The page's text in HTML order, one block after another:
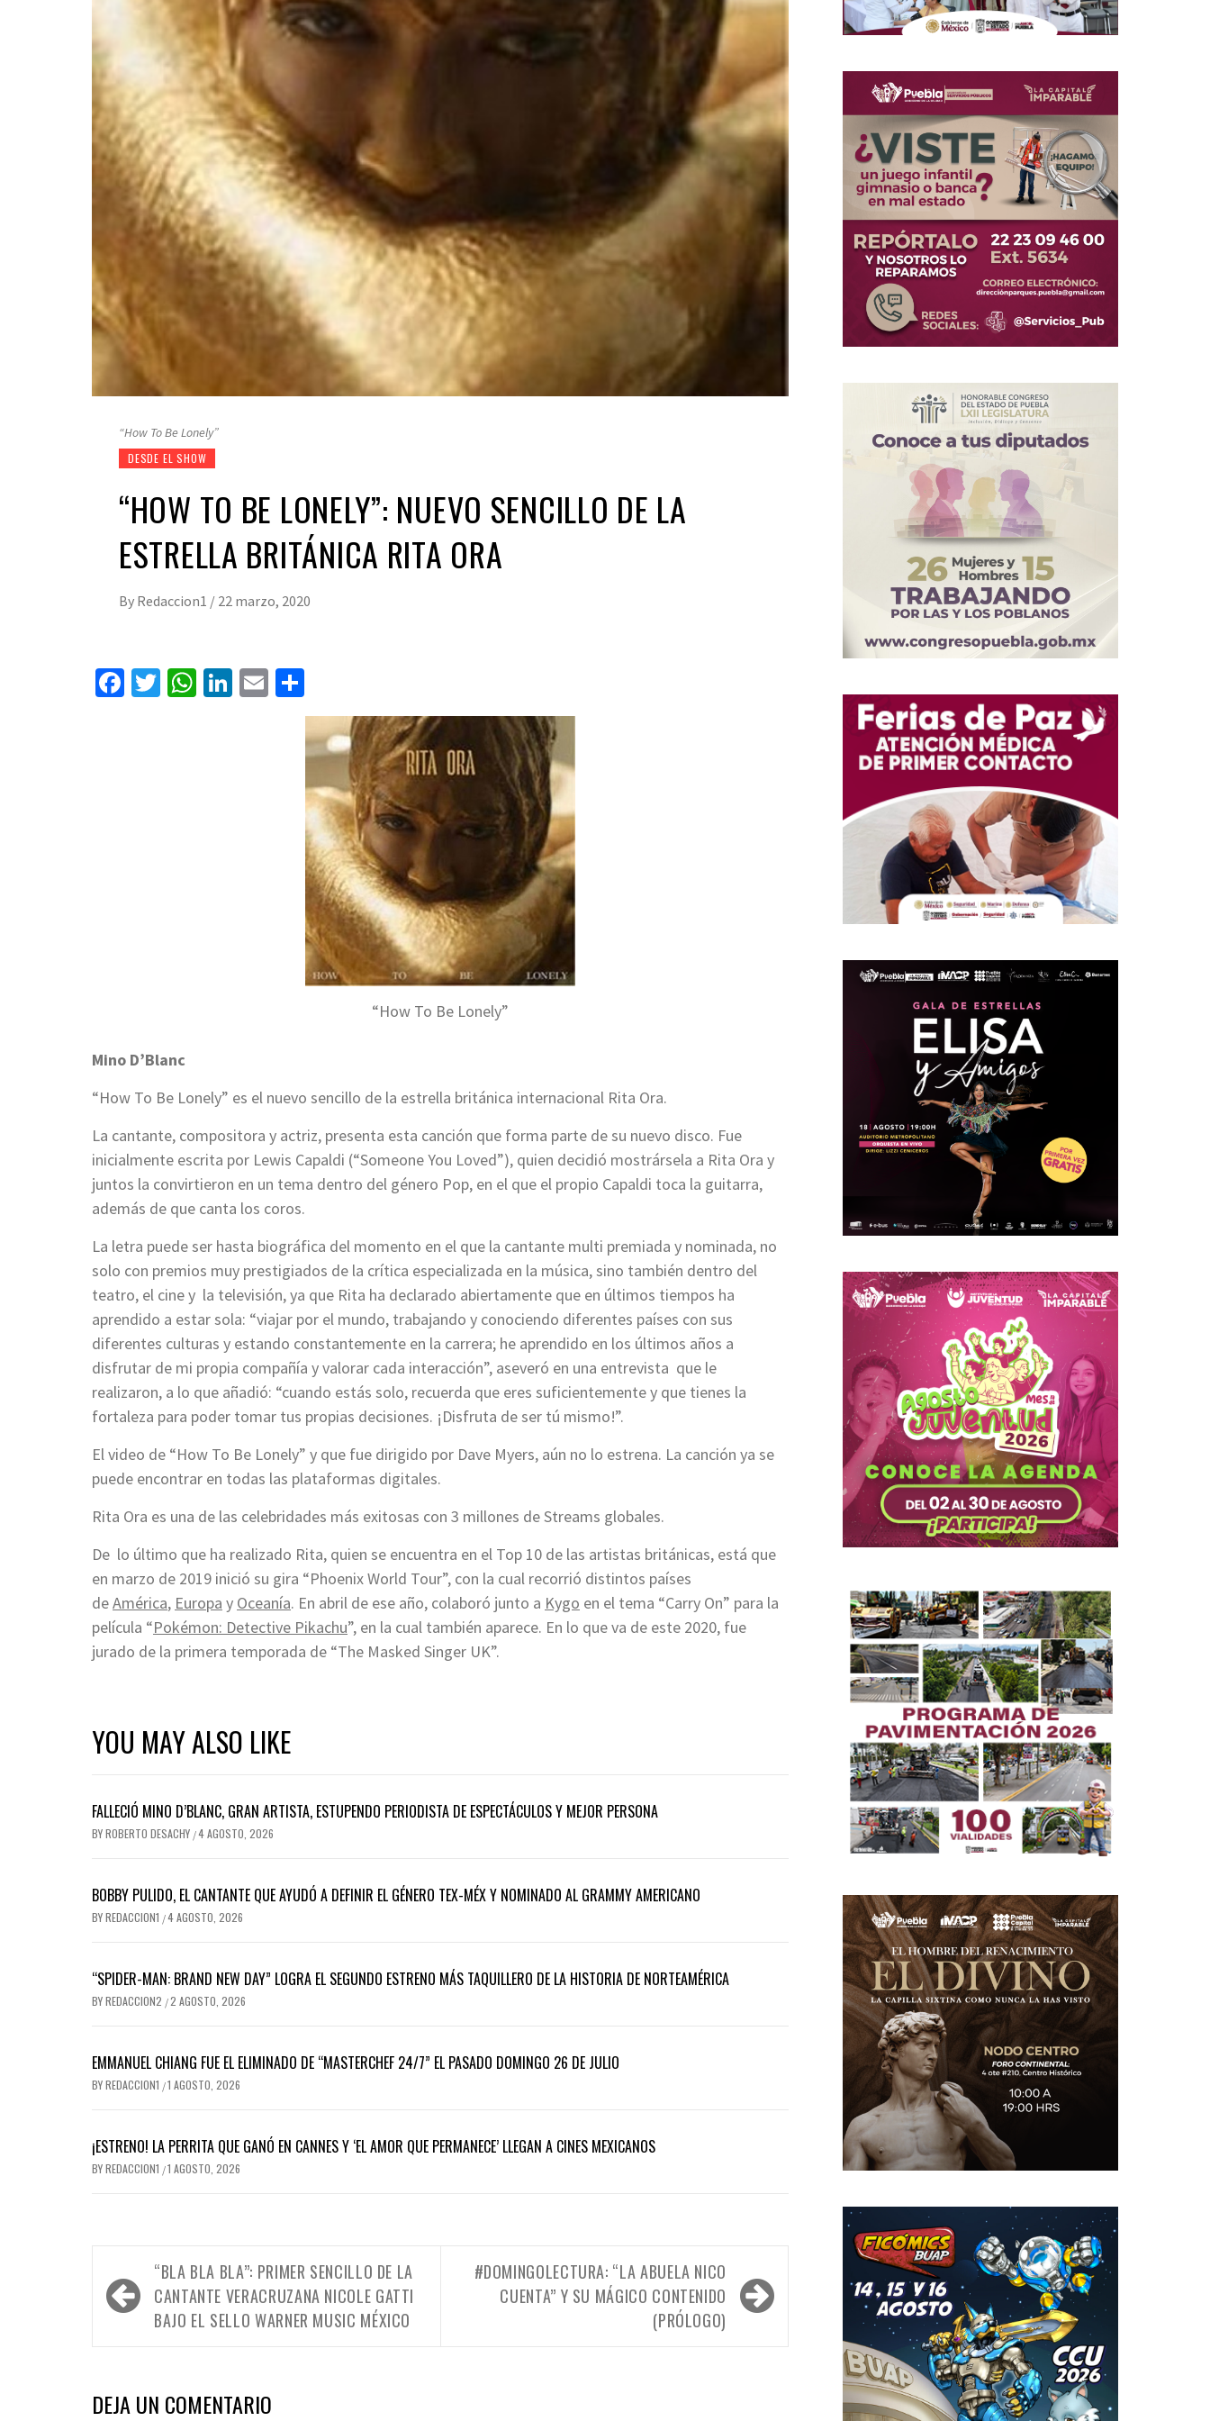
“How To Be Lonely”
DESDE EL SHOW
“HOW TO BE LONELY”: NUEVO SENCILLO DE LA
ESTRELLA BRITÁNICA RITA ORA
By Redaccion1 / 22 marzo, 2020
Facebook
Twitter
WhatsApp
LinkedIn
Email
“How To Be Lonely”
Mino D’Blanc
“How To Be Lonely” es el nuevo sencillo de la estrella británica internacional Rita Ora.
La cantante, compositora y actriz, presenta esta canción que forma parte de su nuevo disco. Fue
inicialmente escrita por Lewis Capaldi (“Someone You Loved”), quien decidió mostrársela a Rita Ora y
juntos la convirtieron en un tema dentro del género Pop, en el que el propio Capaldi toca la guitarra,
además de que canta los coros.
La letra puede ser hasta biográfica del momento en el que la cantante multi premiada y nominada, no
solo con premios muy prestigiados de la crítica especializada en la música, sino también dentro del
teatro, el cine y la televisión, ya que Rita ha declarado abiertamente que en últimos tiempos ha
aprendido a estar sola: “viajar por el mundo, trabajando y conociendo diferentes países con sus
diferentes culturas y estando constantemente en la carrera; he aprendido en los últimos años a
disfrutar de mi propia compañía y valorar cada interacción”, aseveró en una entrevista que le
realizaron, a lo que añadió: “cuando estás solo, recuerda que eres suficientemente y que tienes la
fortaleza para poder tomar tus propias decisiones. ¡Disfruta de ser tú mismo!”.
El video de “How To Be Lonely” y que fue dirigido por Dave Myers, aún no lo estrena. La canción ya se
puede encontrar en todas las plataformas digitales.
Rita Ora es una de las celebridades más exitosas con 3 millones de Streams globales.
De lo último que ha realizado Rita, quien se encuentra en el Top 10 de las artistas británicas, está que
en marzo de 2019 inició su gira “Phoenix World Tour”, con la cual recorrió distintos países
deAmérica, Europa y Oceanía. En abril de ese año, colaboró junto a Kygo en el tema “Carry On” para la
película “Pokémon: Detective Pikachu”, en la cual también aparece. En lo que va de este 2020, fue
jurado de la primera temporada de “The Masked Singer UK”. ​
YOU MAY ALSO LIKE
FALLECIÓ MINO D’BLANC, GRAN ARTISTA, ESTUPENDO PERIODISTA DE ESPECTÁCULOS Y MEJOR PERSONA
BYROBERTO DESACHY /4 AGOSTO, 2026
BOBBY PULIDO, EL CANTANTE QUE AYUDÓ A DEFINIR EL GÉNERO TEX-MÉX Y NOMINADO AL GRAMMY AMERICANO
BYREDACCION1 /4 AGOSTO, 2026
“SPIDER-MAN: BRAND NEW DAY” LOGRA EL SEGUNDO ESTRENO MÁS TAQUILLERO DE LA HISTORIA DE NORTEAMÉRICA
BYREDACCION2 /2 AGOSTO, 2026
EMMANUEL CHIANG FUE EL ELIMINADO DE “MASTERCHEF 24/7” EL PASADO DOMINGO 26 DE JULIO
BYREDACCION1 /1 AGOSTO, 2026
¡ESTRENO! LA PERRITA QUE GANÓ EN CANNES Y ‘EL AMOR QUE PERMANECE’ LLEGAN A CINES MEXICANOS
BYREDACCION1 /1 AGOSTO, 2026
Navegación
de
entradas
“BLA BLA BLA”: PRIMER SENCILLO DE LA
CANTANTE VERACRUZANA NICOLE GATTI
BAJO EL SELLO WARNER MUSIC MÉXICO
#DOMINGOLECTURA: “LA ABUELA NICO
CUENTA” Y SU MÁGICO CONTENIDO
(PRÓLOGO)
DEJA UN COMENTARIO